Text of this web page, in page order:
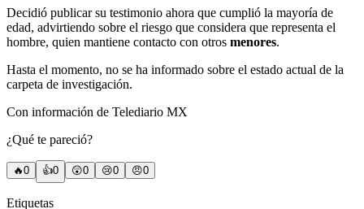
Decidió publicar su testimonio ahora que cumplió la mayoría de
edad, advirtiendo sobre el riesgo que considera que representa el
hombre, quien mantiene contacto con otros menores.
Hasta el momento, no se ha informado sobre el estado actual de la
carpeta de investigación.
Con información de Telediario MX
¿Qué te pareció?
🔥0 👍0 😲0 😢0 😠0
Etiquetas